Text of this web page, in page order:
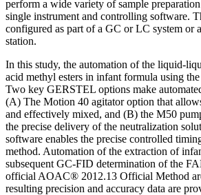
perform a wide variety of sample
single instrument and controlling software.
configured as part of a GC or LC system or
station.
In this study, the automation of the liquid-
acid methyl esters in infant formula using
Two key GERSTEL options make
(A) The Motion 40 agitator option that
and effectively mixed, and (B) the M50
the precise delivery of the neutralization
software enables the precise controlled
method. Automation of the extraction of
subsequent GC-FID determination of the
official AOAC® 2012.13 Official Method
resulting precision and accuracy data are